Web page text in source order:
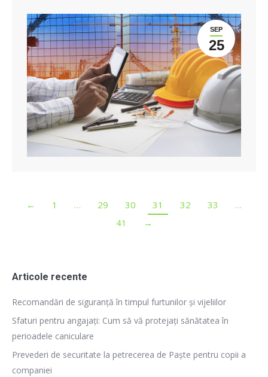
SEP
25
← 1 … 29 30 31 32 33
…
41
→
Articole recente
Recomandări de siguranță în timpul furtunilor și vijeliilor
Sfaturi pentru angajați: Cum să vă protejați sănătatea în
perioadele caniculare
Prevederi de securitate la petrecerea de Paște pentru copii a
companiei